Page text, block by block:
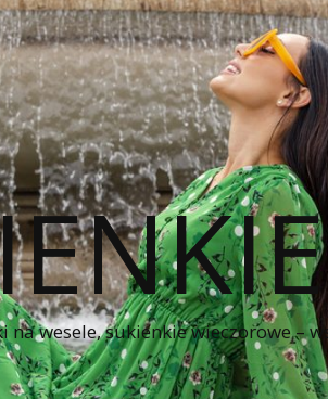
wesele, sukienkie wieczorowe –